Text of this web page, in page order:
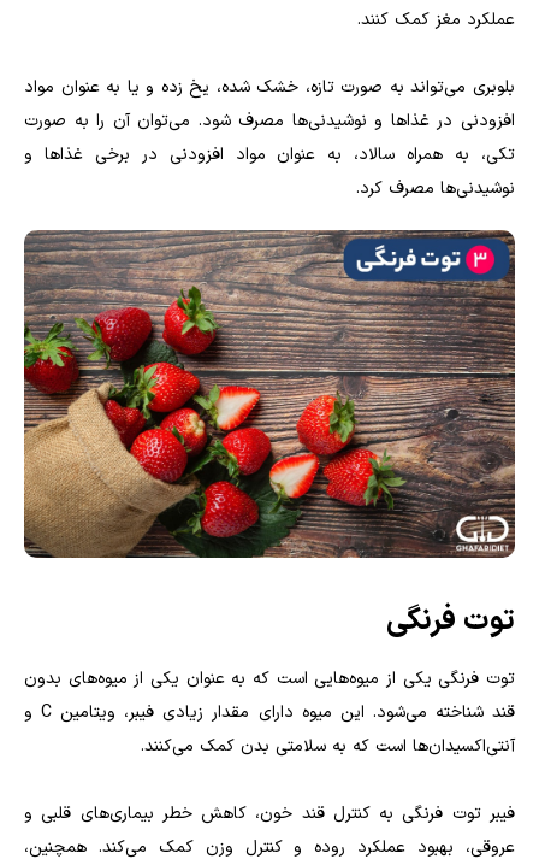
عملکرد مغز کمک کنند.
بلوبری می‌تواند به صورت تازه، خشک شده، یخ زده و یا به عنوان مواد
افزودنی در غذاها و نوشیدنی‌ها مصرف شود. می‌توان آن را به صورت
تکی، به همراه سالاد، به عنوان مواد افزودنی در برخی غذاها و
نوشیدنی‌ها مصرف کرد.
توت فرنگی
توت فرنگی یکی از میوه‌هایی است که به عنوان یکی از میوه‌های بدون
قند شناخته می‌شود. این میوه دارای مقدار زیادی فیبر، ویتامین C و
آنتی‌اکسیدان‌ها است که به سلامتی بدن کمک می‌کنند.
فیبر توت فرنگی به کنترل قند خون، کاهش خطر بیماری‌های قلبی و
عروقی، بهبود عملکرد روده و کنترل وزن کمک می‌کند. همچنین،